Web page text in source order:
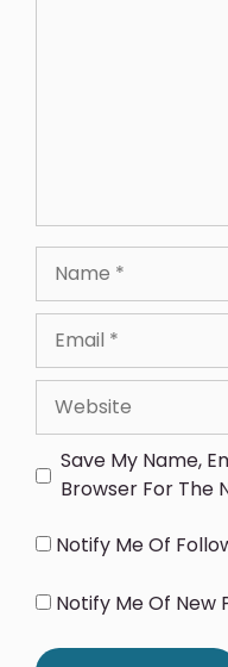
Save My Name,
Browser For The
Notify Me Of
Notify Me Of New